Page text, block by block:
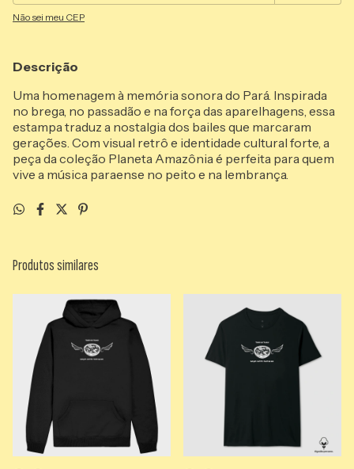
Não sei meu CEP
Descrição
Uma homenagem à memória sonora do Pará. Inspirada
no brega, no passadão e na força das aparelhagens, essa
estampa traduz a nostalgia dos bailes que marcaram
gerações. Com visual retrô e identidade cultural forte, a
peça da coleção Planeta Amazônia é perfeita para quem
vive a música paraense no peito e na lembrança.
Produtos similares